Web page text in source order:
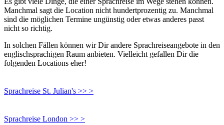
Manchmal sagt die Location nicht hundertprozentig zu. Manchmal
sind die möglichen Termine ungünstig oder etwas anderes passt
nicht so richtig.
In solchen Fällen können wir Dir andere Sprachreiseangebote in den
englischsprachigen Raum anbieten. Vielleicht gefallen Dir die
folgenden Locations eher!
Sprachreise St. Julian's >> >
Sprachreise London >> >